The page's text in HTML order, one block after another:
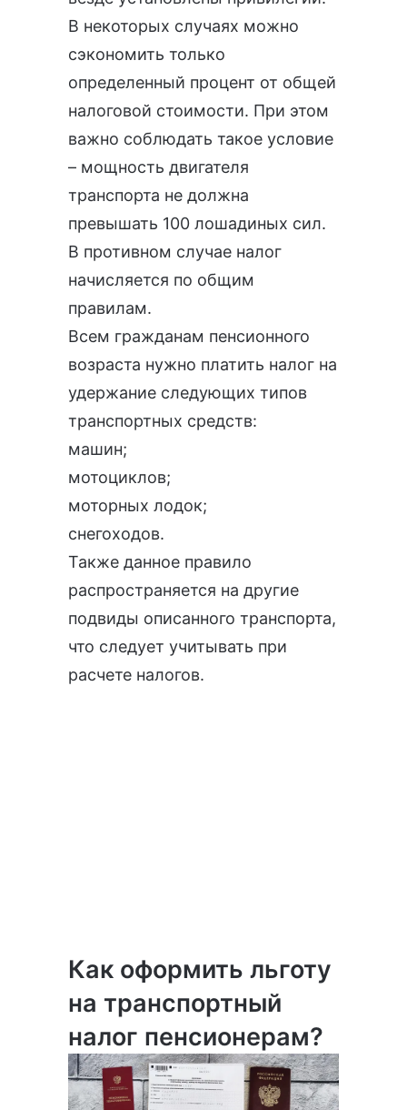
В некоторых случаях можно
сэкономить только
определенный процент от общей
налоговой стоимости. При этом
важно соблюдать такое условие
– мощность двигателя
транспорта не должна
превышать 100 лошадиных сил.
В противном случае налог
начисляется по общим
правилам.
Всем гражданам пенсионного
возраста нужно платить налог на
удержание следующих типов
транспортных средств:
машин;
мотоциклов;
моторных лодок;
снегоходов.
Также данное правило
распространяется на другие
подвиды описанного транспорта,
что следует учитывать при
расчете налогов.
Как оформить льготу
на транспортный
налог пенсионерам?